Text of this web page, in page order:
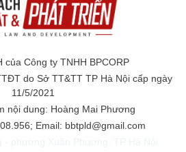
của Công ty TNHH BPCORP
do Sở TT&TT TP Hà Nội cấp ngày
11/5/2021
nội dung: Hoàng Mai Phương
Email: bbtpld@gmail.com